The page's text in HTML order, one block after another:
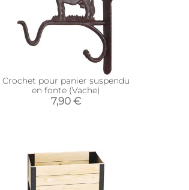
Crochet pour panier suspendu
en fonte (Vache)
7,90 €